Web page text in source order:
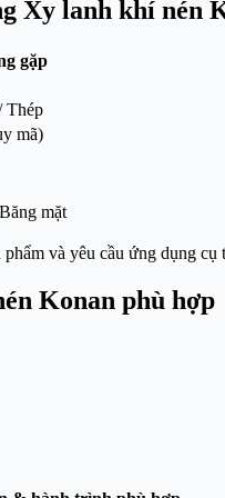
Xy lanh khí nén
gặp
Thép
mã)
mặt
và yêu cầu ứng dụng cụ
Konan phù hợp